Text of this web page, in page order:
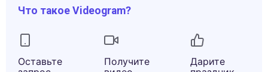
Что такое Videogram?
Оставьте
Получите
Дарите